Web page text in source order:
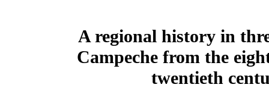
A regional history in
Campeche from the
twentieth